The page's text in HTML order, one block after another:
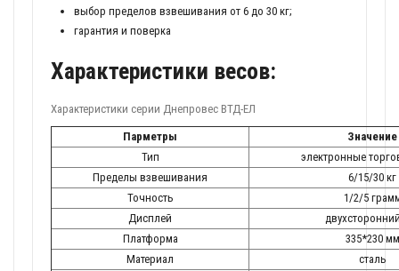
выбор пределов взвешивания от 6 до 30 кг;
гарантия и поверка
Характеристики весов:
Характеристики серии Днепровес ВТД-ЕЛ
Парметры
Значение
Тип
электронные
Пределы взвешивания
6/15/30 кг
Точность
1/2/5
Дисплей
Платформа
335*230 мм
Материал
сталь